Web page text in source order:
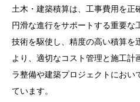
土木・建築積算は、工事費用を正
円滑な進行をサポートする重要な
技術を駆使し、精度の高い積算を
より、適切なコスト管理と施工計
ラ整備や建築プロジェクトにおい
ています。